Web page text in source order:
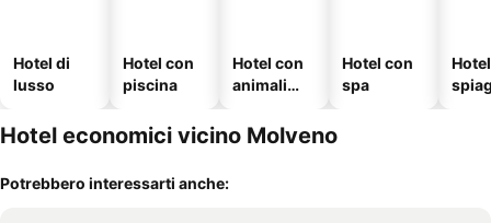
Hotel di
lusso
Hotel con
piscina
Hotel con
animali
Hotel con
spa
Hotel economici vicino Molveno
Potrebbero interessarti anche: